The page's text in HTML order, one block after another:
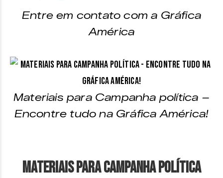
Entre em contato com a Gráfica
América
Materiais para Campanha política –
Encontre tudo na Gráfica América!
Materiais para Campanha Política